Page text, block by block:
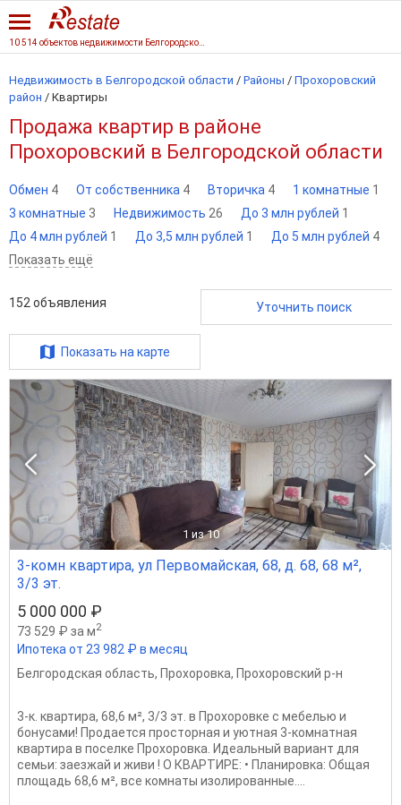
Недвижимость в Белгородской области / Районы / Прохоровский
район / Квартиры
Продажа квартир в районе
Прохоровский в Белгородской области
Обмен 4 От собственника 4 Вторичка 4 1 комнатные 1
3 комнатные 3 Недвижимость 26 До 3 млн рублей 1
До 4 млн рублей 1 До 3,5 млн рублей 1 До 5 млн рублей 4
Показать ещё
152 объявления Уточнить поиск
Показать на карте
1 из 10
3-комн квартира, ул Первомайская, 68, д. 68, 68 м²,
3/3 эт.
5 000 000 ₽
73 529 ₽ за м2
Ипотека от 23 982 ₽ в месяц
Белгородская область, Прохоровка, Прохоровский р-н
3-к. квартира, 68,6 м², 3/3 эт. в Прохоровке с мебелью и
бонусами! Продается просторная и уютная 3-комнатная
квартира в поселке Прохоровка. Идеальный вариант для
семьи: заезжай и живи ! О КВАРТИРЕ: • Планировка: Общая
площадь 68,6 м², все комнаты изолированные....